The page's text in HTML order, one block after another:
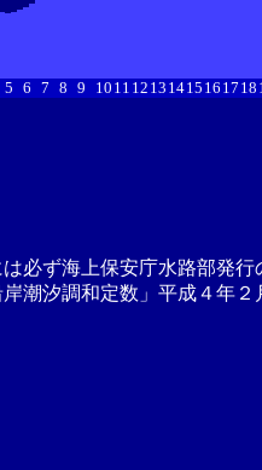
5 6 7 8 9 10 11 12 13 1415 16 17 18
必ず海上保安庁水路部発行
潮汐調和定数」平成４年２